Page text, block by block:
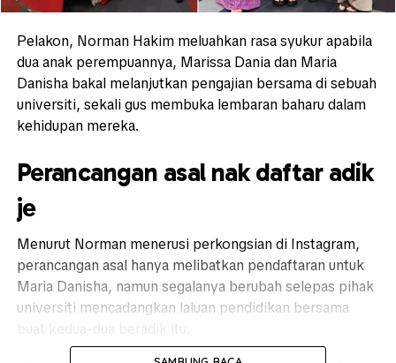
Pelakon, Norman Hakimmeluahkan rasa syukur apabila
dua anak perempuannya, Marissa Dania dan Maria
Danisha bakal melanjutkan pengajian bersama di sebuah
universiti, sekali gus membuka lembaran baharu dalam
kehidupan mereka.
Perancangan asal nak daftar adik
je
Menurut Norman menerusi perkongsian di Instagram,
perancangan asal hanya melibatkan pendaftaran untuk
Maria Danisha, namun segalanya berubah selepas pihak
universiti mencadangkan laluan pendidikan bersama